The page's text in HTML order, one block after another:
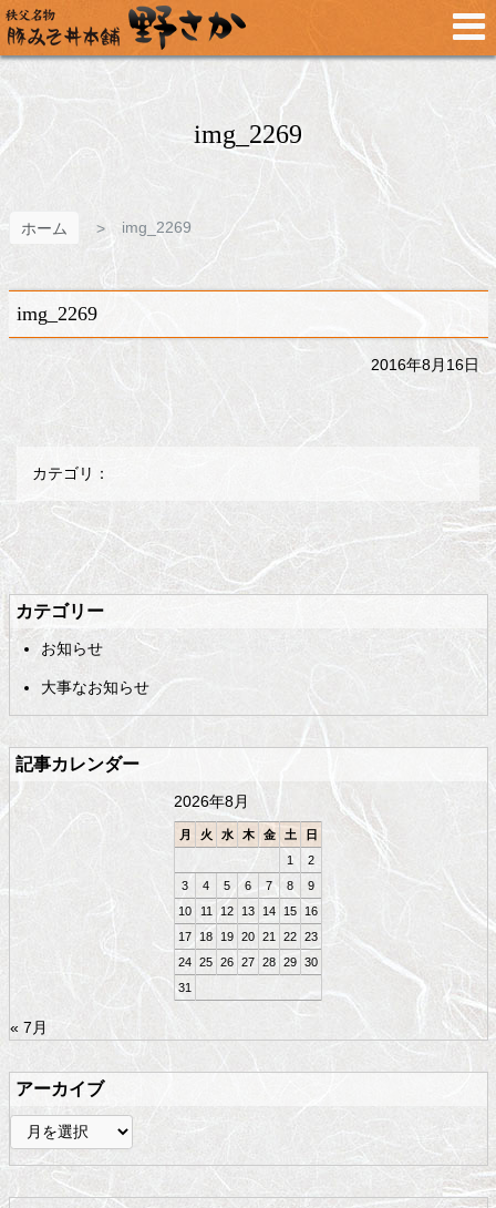
メ
イ
ン
コ
ン
プ
img_2269
ホーム img_2269
img_2269
2016年8月16日
カテゴリ：
メ
イ
ン
ツ
の
先
頭
へ
ペ
ー
ジ
戻
る
カテゴリー
お知らせ
大事なお知らせ
記事カレンダー
2026年8月
月 火 水 木 金 土
日
1
2
3
4 5 6 7 8
9
10
11 12 13 14 15
16
17
18 19 20 21 22 23
24 25 26 27 28 29 30
31
« 7月
アーカイブ
ア
ー
カ
イ